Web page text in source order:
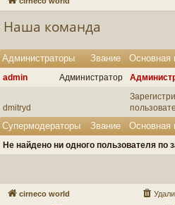
ел
и
Наша команда
Звание
Администраторы Основная
Администратор
admin
dmitryd
Звание
Супермодераторы Основная
Не найдено ни одного пользователя по
cirneco world